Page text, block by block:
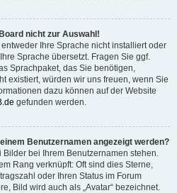
nicht zur Auswahl!
Ihre Sprache nicht installiert oder
Sprache übersetzt. Fragen Sie ggf.
Sprachpaket, das Sie benötigen,
existiert, würden wir uns freuen, wenn Sie
dazu können auf der Website
gefunden werden.
Benutzernamen angezeigt werden?
Bilder bei Ihrem Benutzernamen stehen.
Rang verknüpft: Oft sind dies Sterne,
oder Ihren Status im Forum
Bild wird auch als „Avatar“ bezeichnet.